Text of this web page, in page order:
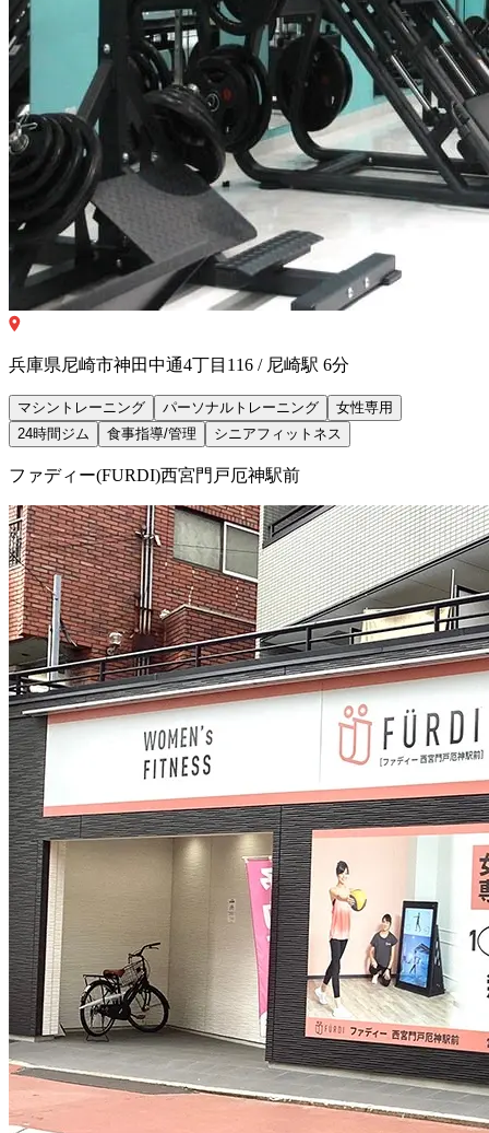
兵庫県尼崎市神田中通4丁目116 / 尼崎駅 6分
マシントレーニング パーソナルトレーニング
女性専用
24時間ジム
食事指導/管理 シニアフィットネス
ファディー(FURDI)西宮門戸厄神駅前